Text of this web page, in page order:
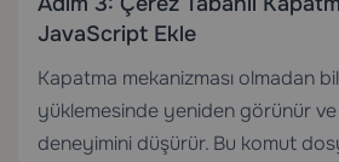
JavaScript Ekle
Kapatma mekanizması olmadan
yüklemesinde yeniden görünür ve
deneyimini düşürür. Bu komut